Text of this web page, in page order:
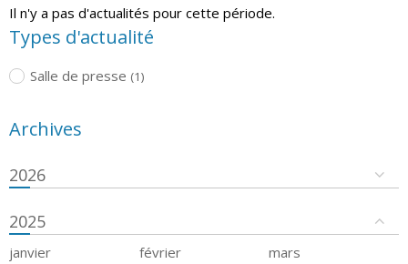
Il n'y a pas d'actualités pour cette période.
Types d'actualité
Salle de presse (1)
Archives
2026
2025
janvier février
mars